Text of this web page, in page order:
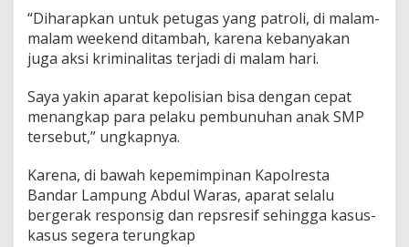
e
m
b
u
h
a
S
M
“Diharapkan untuk petugas yang patroli, di malam-
malam weekend ditambah, karena kebanyakan
juga aksi kriminalitas terjadi di malam hari.
Saya yakin aparat kepolisian bisa dengan cepat
menangkap para pelaku pembunuhan anak SMP
tersebut,” ungkapnya.
Karena, di bawah kepemimpinan Kapolresta
Bandar Lampung Abdul Waras, aparat selalu
bergerak responsig dan repsresif sehingga kasus-
kasus segera terungkap